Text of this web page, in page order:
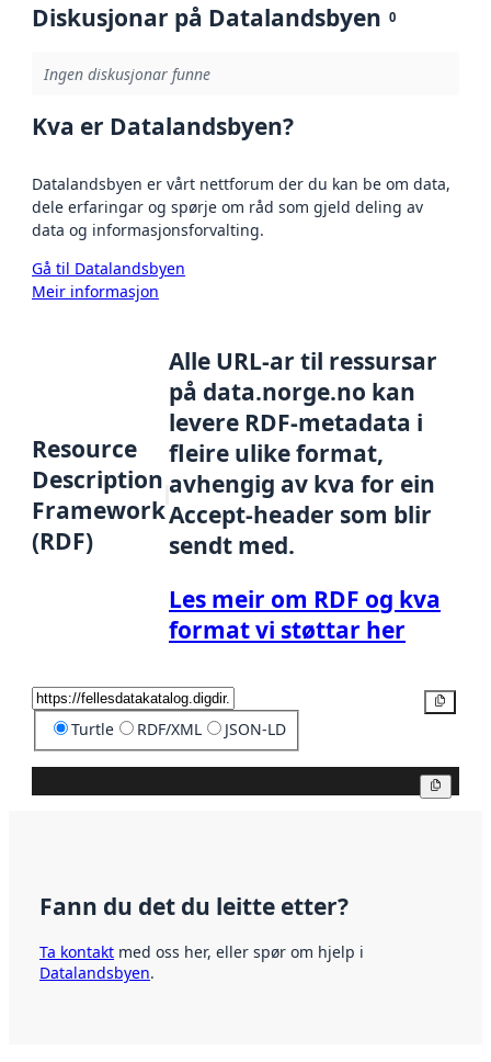
Diskusjonar på Datalandsbyen 0
Ingen diskusjonar funne
Kva er Datalandsbyen?
Datalandsbyen er vårt nettforum der du kan be om data,
dele erfaringar og spørje om råd som gjeld deling av
data og informasjonsforvalting.
Gå til Datalandsbyen
Meir informasjon
Resource
Description
Framework
(RDF)
Alle URL-ar til ressursar
på data.norge.no kan
levere RDF-metadata i
fleire ulike format,
avhengig av kva for ein
Accept-header som blir
sendt med.
Les meir om RDF og kva
format vi støttar her
Turtle RDF/XML JSON-LD
Fann du det du leitte etter?
Ta kontakt med oss her, eller spør om hjelp i
Datalandsbyen.